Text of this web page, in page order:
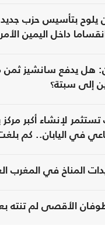
يلوح بتأسيس حزب
داخل اليمين
هل يدفع سانشيز
إلى سبتة؟
تستثمر لإنشاء أكبر مركز
في اليابان.. كم
المناخ في المغرب
الأقصى لم تنته